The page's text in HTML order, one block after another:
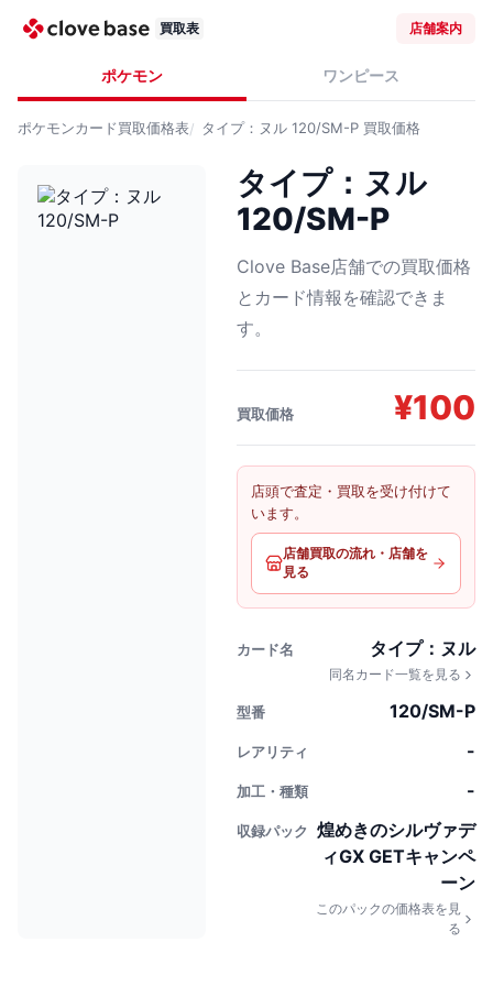
買取表 店舗案内
ポケモン ワンピース
ポケモンカード買取価格表 タイプ：ヌル 120/SM-P 買取価格
タイプ：ヌル
120/SM-P
Clove Base店舗での買取価格
とカード情報を確認できま
す。
買取価格 ¥100
店頭で査定・買取を受け付けて
います。
店舗買取の流れ・店舗を
見る
カード名 タイプ：ヌル
同名カード一覧を見る
型番 120/SM-P
レアリティ -
加工・種類 -
収録パック
煌めきのシルヴァデ
ィGX GETキャンペ
ーン
このパックの価格表を見
る